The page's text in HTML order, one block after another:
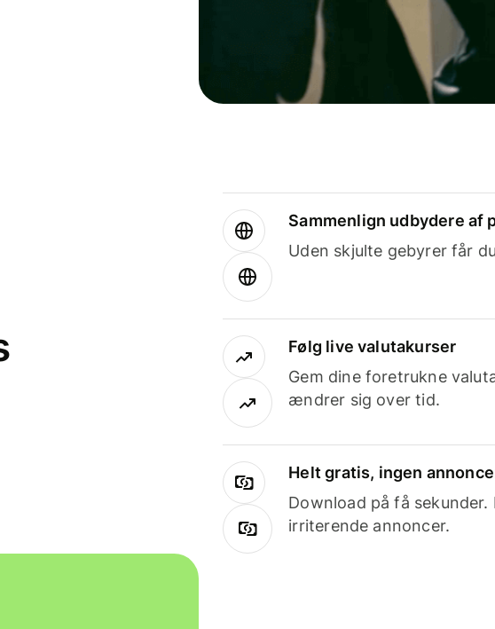
Sammenlign udbydere af
Uden skjulte gebyrer får
Følg live valutakurser
Gem dine foretrukne
ændrer sig over tid.
Helt gratis, ingen
Download på få
irriterende annoncer.